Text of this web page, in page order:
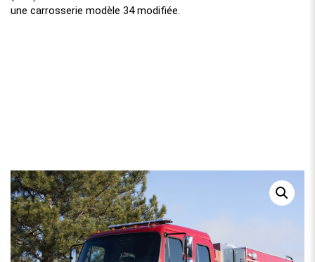
une carrosserie modèle 34 modifiée.